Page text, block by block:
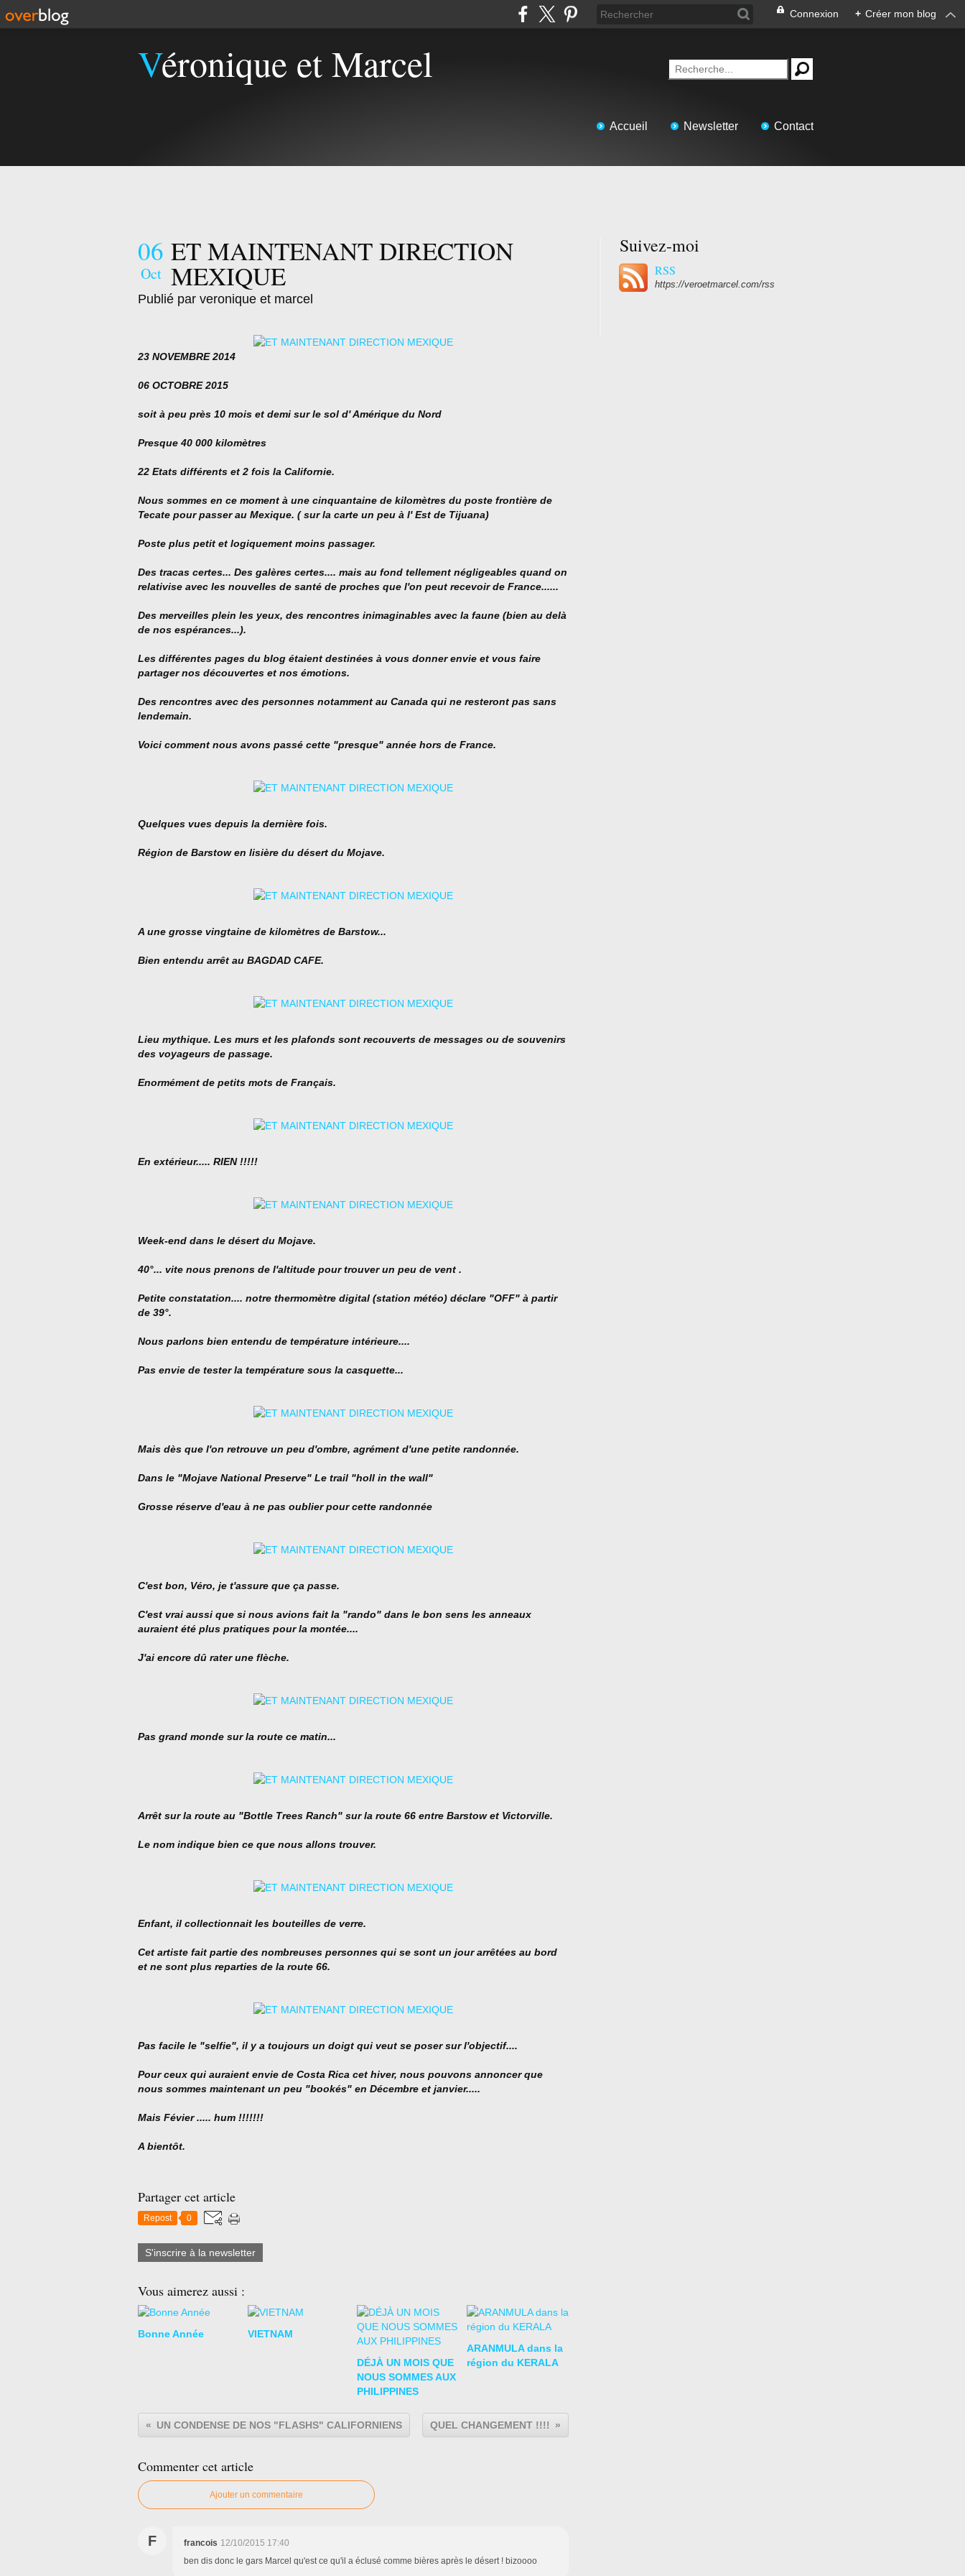
Connexion + Créer mon blog
Véronique et Marcel
Accueil Newsletter Contact
06
Oct
ET MAINTENANT DIRECTION
MEXIQUE
Publié par veronique et marcel
23 NOVEMBRE 2014
06 OCTOBRE 2015
soit à peu près 10 mois et demi sur le sol d' Amérique du Nord
Presque 40 000 kilomètres
22 Etats différents et 2 fois la Californie.
Nous sommes en ce moment à une cinquantaine de kilomètres du poste frontière de
Tecate pour passer au Mexique. ( sur la carte un peu à l' Est de Tijuana)
Poste plus petit et logiquement moins passager.
Des tracas certes... Des galères certes.... mais au fond tellement négligeables quand on
relativise avec les nouvelles de santé de proches que l'on peut recevoir de France......
Des merveilles plein les yeux, des rencontres inimaginables avec la faune (bien au delà
de nos espérances...).
Les différentes pages du blog étaient destinées à vous donner envie et vous faire
partager nos découvertes et nos émotions.
Des rencontres avec des personnes notamment au Canada qui ne resteront pas sans
lendemain.
Voici comment nous avons passé cette "presque" année hors de France.
Quelques vues depuis la dernière fois.
Région de Barstow en lisière du désert du Mojave.
A une grosse vingtaine de kilomètres de Barstow...
Bien entendu arrêt au BAGDAD CAFE.
Lieu mythique. Les murs et les plafonds sont recouverts de messages ou de souvenirs
des voyageurs de passage.
Enormément de petits mots de Français.
En extérieur..... RIEN !!!!!
Week-end dans le désert du Mojave.
40°... vite nous prenons de l'altitude pour trouver un peu de vent .
Petite constatation.... notre thermomètre digital (station météo) déclare "OFF" à partir
de 39°.
Nous parlons bien entendu de température intérieure....
Pas envie de tester la température sous la casquette...
Mais dès que l'on retrouve un peu d'ombre, agrément d'une petite randonnée.
Dans le "Mojave National Preserve" Le trail "holl in the wall"
Grosse réserve d'eau à ne pas oublier pour cette randonnée
C'est bon, Véro, je t'assure que ça passe.
C'est vrai aussi que si nous avions fait la "rando" dans le bon sens les anneaux
auraient été plus pratiques pour la montée....
J'ai encore dû rater une flèche.
Pas grand monde sur la route ce matin...
Arrêt sur la route au "Bottle Trees Ranch" sur la route 66 entre Barstow et Victorville.
Le nom indique bien ce que nous allons trouver.
Enfant, il collectionnait les bouteilles de verre.
Cet artiste fait partie des nombreuses personnes qui se sont un jour arrêtées au bord
et ne sont plus reparties de la route 66.
Pas facile le "selfie", il y a toujours un doigt qui veut se poser sur l'objectif....
Pour ceux qui auraient envie de Costa Rica cet hiver, nous pouvons annoncer que
nous sommes maintenant un peu "bookés" en Décembre et janvier.....
Mais Févier ..... hum !!!!!!!
A bientôt.
Partager cet article
Repost 0
S'inscrire à la newsletter
Vous aimerez aussi :
Bonne Année VIETNAM
DÉJÀ UN MOIS QUE
NOUS SOMMES AUX
PHILIPPINES
ARANMULA dans la
région du KERALA
UN CONDENSE DE NOS "FLASHS" CALIFORNIENS QUEL CHANGEMENT !!!!
Commenter cet article
Ajouter un commentaire
F francois 12/10/2015 17:40
ben dis donc le gars Marcel qu'est ce qu'il a éclusé comme bières après le désert ! bizoooo
Suivez-moi
RSS
https://veroetmarcel.com/rss